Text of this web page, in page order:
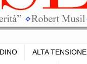
ALTA TENSIONE